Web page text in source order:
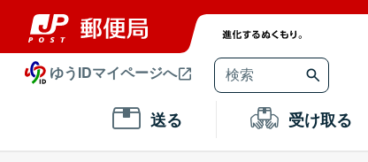
ゆうIDマイページへ
送る 受け取る